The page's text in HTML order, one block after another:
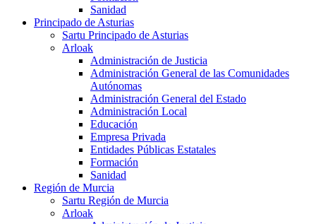
Sanidad
Principado de Asturias
Sartu Principado de Asturias
Arloak
Administración de Justicia
Administración General de las Comunidades
Autónomas
Administración General del Estado
Administración Local
Educación
Empresa Privada
Entidades Públicas Estatales
Formación
Sanidad
Región de Murcia
Sartu Región de Murcia
Arloak